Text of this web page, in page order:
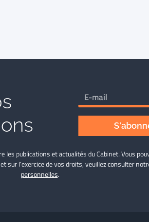
publications et actualités du Cabinet. Vous
sur l’exercice de vos droits, veuillez consulter
personnelles.